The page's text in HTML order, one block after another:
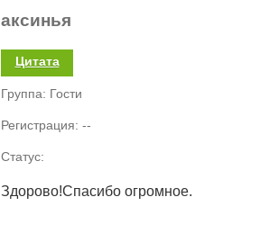
аксинья
Цитата
Группа: Гости
Регистрация: --
Статус:
Здорово!Спасибо огромное.